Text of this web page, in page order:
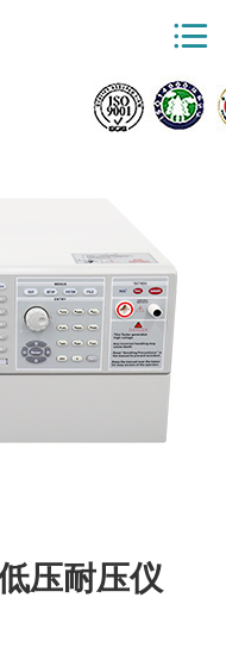
压耐压仪